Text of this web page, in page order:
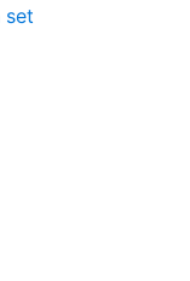
set